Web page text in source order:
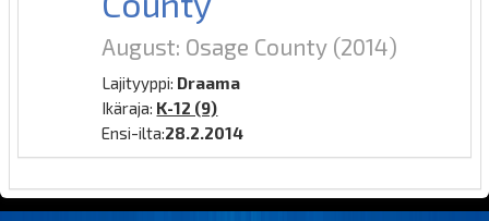
August: Osage County (2014)
Lajityyppi: Draama
Ikäraja: K-12 (9)
Ensi-ilta:28.2.2014